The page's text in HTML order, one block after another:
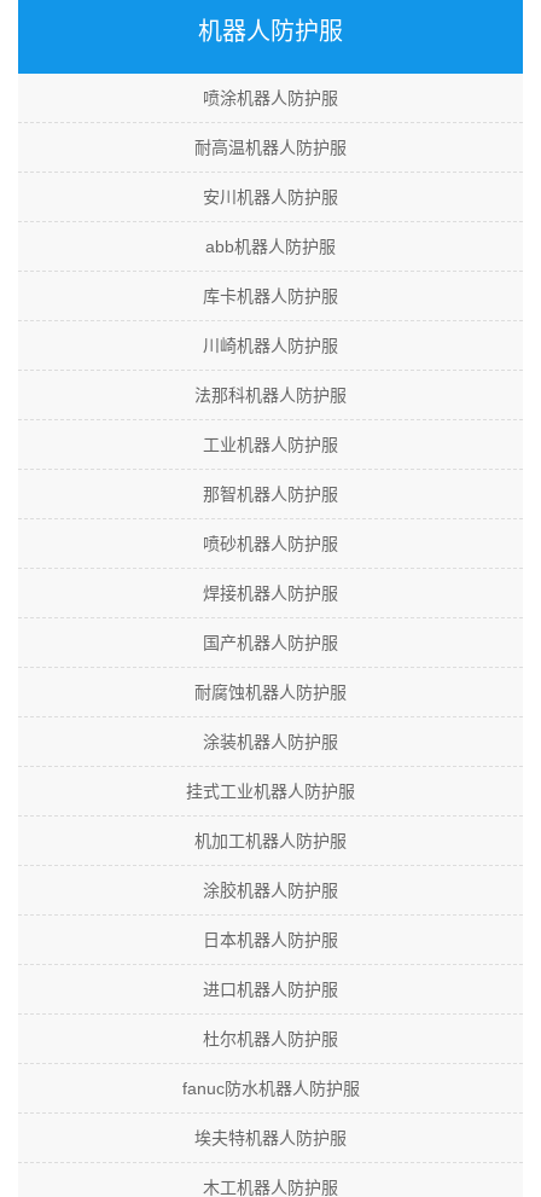
机器人防护服
喷涂机器人防护服
耐高温机器人防护服
安川机器人防护服
abb机器人防护服
库卡机器人防护服
川崎机器人防护服
法那科机器人防护服
工业机器人防护服
那智机器人防护服
喷砂机器人防护服
焊接机器人防护服
国产机器人防护服
耐腐蚀机器人防护服
涂装机器人防护服
挂式工业机器人防护服
机加工机器人防护服
涂胶机器人防护服
日本机器人防护服
进口机器人防护服
杜尔机器人防护服
fanuc防水机器人防护服
埃夫特机器人防护服
木工机器人防护服